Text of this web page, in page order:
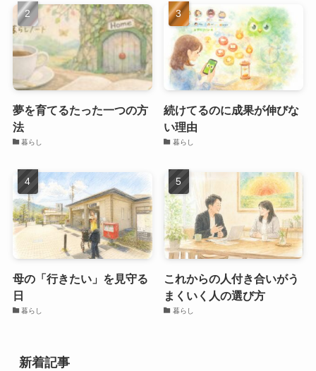
夢を育てるたった一つの方
法
暮らし
続けてるのに成果が伸びな
い理由
暮らし
母の「行きたい」を見守る
日
暮らし
これからの人付き合いがう
まくいく人の選び方
暮らし
新着記事